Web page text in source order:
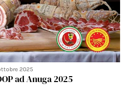
2025
ad Anuga 2025